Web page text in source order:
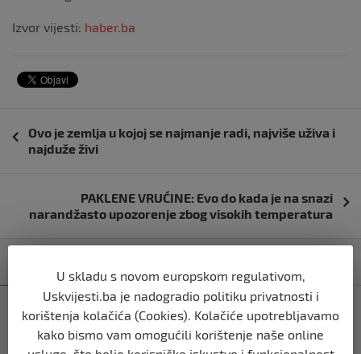
Izvor vijesti: haber.ba
objava
Ovo je zemlja u kojoj se najmanje radi, najviše uživa i
najduže živi
PAKLENE VRUĆINE: Evo do kada je na snazi
narandžasto upozorenje zbog visokih temperatura
Italijanski kapetan iz flotile za Gazu
primio islam nakon što su izraelske
U skladu s novom europskom regulativom,
Uskvijesti.ba je nadogradio politiku privatnosti i
korištenja kolačića (Cookies). Kolačiće upotrebljavamo
kako bismo vam omogućili korištenje naše online